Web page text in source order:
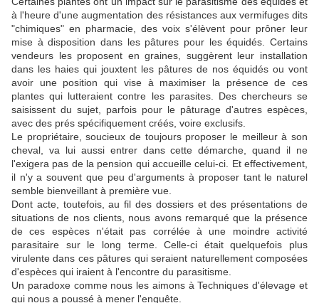
à l'heure d'une augmentation des résistances aux vermifuges dits
"chimiques" en pharmacie, des voix s'élèvent pour prôner leur
mise à disposition dans les pâtures pour les équidés. Certains
vendeurs les proposent en graines, suggèrent leur installation
dans les haies qui jouxtent les pâtures de nos équidés ou vont
avoir une position qui vise à maximiser la présence de ces
plantes qui lutteraient contre les parasites. Des chercheurs se
saisissent du sujet, parfois pour le pâturage d'autres espèces,
avec des prés spécifiquement créés, voire exclusifs.
Le propriétaire, soucieux de toujours proposer le meilleur à son
cheval, va lui aussi entrer dans cette démarche, quand il ne
l'exigera pas de la pension qui accueille celui-ci. Et effectivement,
il n'y a souvent que peu d'arguments à proposer tant le naturel
semble bienveillant à première vue.
Dont acte, toutefois, au fil des dossiers et des présentations de
situations de nos clients, nous avons remarqué que la présence
de ces espèces n'était pas corrélée à une moindre activité
parasitaire sur le long terme. Celle-ci était quelquefois plus
virulente dans ces pâtures qui seraient naturellement composées
d'espèces qui iraient à l'encontre du parasitisme.
Un paradoxe comme nous les aimons à Techniques d'élevage et
qui nous a poussé à mener l'enquête.